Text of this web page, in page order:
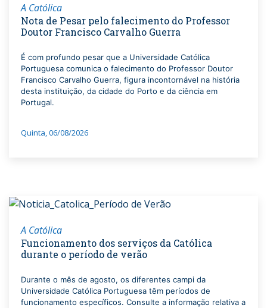
A Católica
Nota de Pesar pelo falecimento do Professor
Doutor Francisco Carvalho Guerra
É com profundo pesar que a Universidade Católica
Portuguesa comunica o falecimento do Professor Doutor
Francisco Carvalho Guerra, figura incontornável na história
desta instituição, da cidade do Porto e da ciência em
Portugal.
Quinta, 06/08/2026
A Católica
Funcionamento dos serviços da Católica
durante o período de verão
Durante o mês de agosto, os diferentes campi da
Universidade Católica Portuguesa têm períodos de
funcionamento específicos. Consulte a informação relativa a